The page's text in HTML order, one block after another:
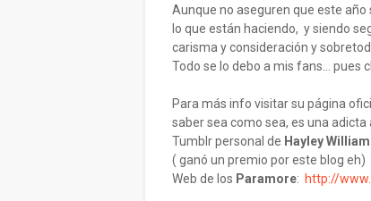
Aunque no aseguren que este
lo que están haciendo, y siendo
carisma y consideración y
Todo se lo debo a mis fans... pues
Para más info visitar su página
saber sea como sea, es una adicta
Tumblr personal de Hayley
( ganó un premio por este blog eh)
Web de los Paramore: http://